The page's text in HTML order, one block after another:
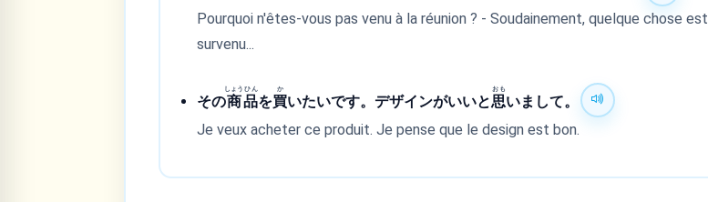
Pourquoi n'êtes-vous pas venu à la réunion ? - Soudainement, quelque chose est
survenu...
その商
しょう
品
ひん
を買
か
いたいです。デザインがいいと思
おも
いまして。
Je veux acheter ce produit. Je pense que le design est bon.